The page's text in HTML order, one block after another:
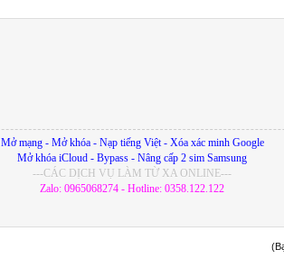
Mở mạng - Mở khóa - Nạp tiếng Việt - Xóa xác minh Google
Mở khóa iCloud - Bypass - Nâng cấp 2 sim Samsung
---CÁC DỊCH VỤ LÀM TỪ XA ONLINE---
Zalo: 0965068274 - Hotline: 0358.122.122